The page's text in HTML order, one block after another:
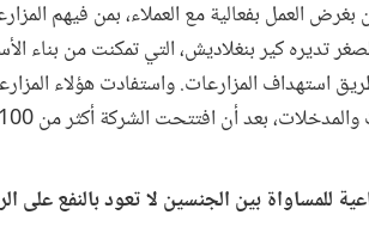
تديره كير بنغلاديش، التي تمكنت من
استهداف المزارعات. واستفادت هؤلاء